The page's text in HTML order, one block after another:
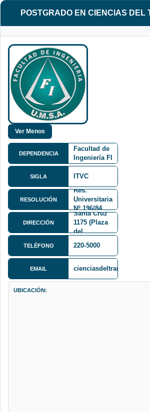
POSTGRADO EN CIENCIAS DEL
DEPENDENCIA
Facultad de
Ingeniería FI
SIGLA ITVC
RESOLUCIÓN
Res.
Universitaria
Nº 196/84
DIRECCIÓN
Mariscal
Andrés de
Santa Cruz
1175 (Plaza
del
Octavo piso
TELÉFONO 220-5000
EMAIL
UBICACIÓN: